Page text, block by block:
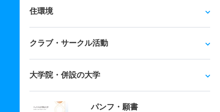
住環境
クラブ・サークル活動
大学院・併設の大学
パンフ・願書